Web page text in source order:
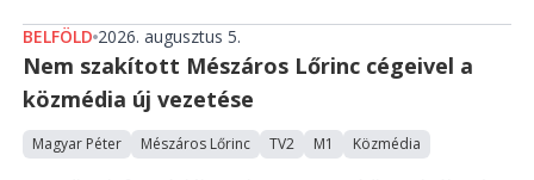
BELFÖLD 2026. augusztus 5.
Nem szakított Mészáros Lőrinc cégeivel a
közmédia új vezetése
Magyar Péter Mészáros Lőrinc TV2 M1 Közmédia